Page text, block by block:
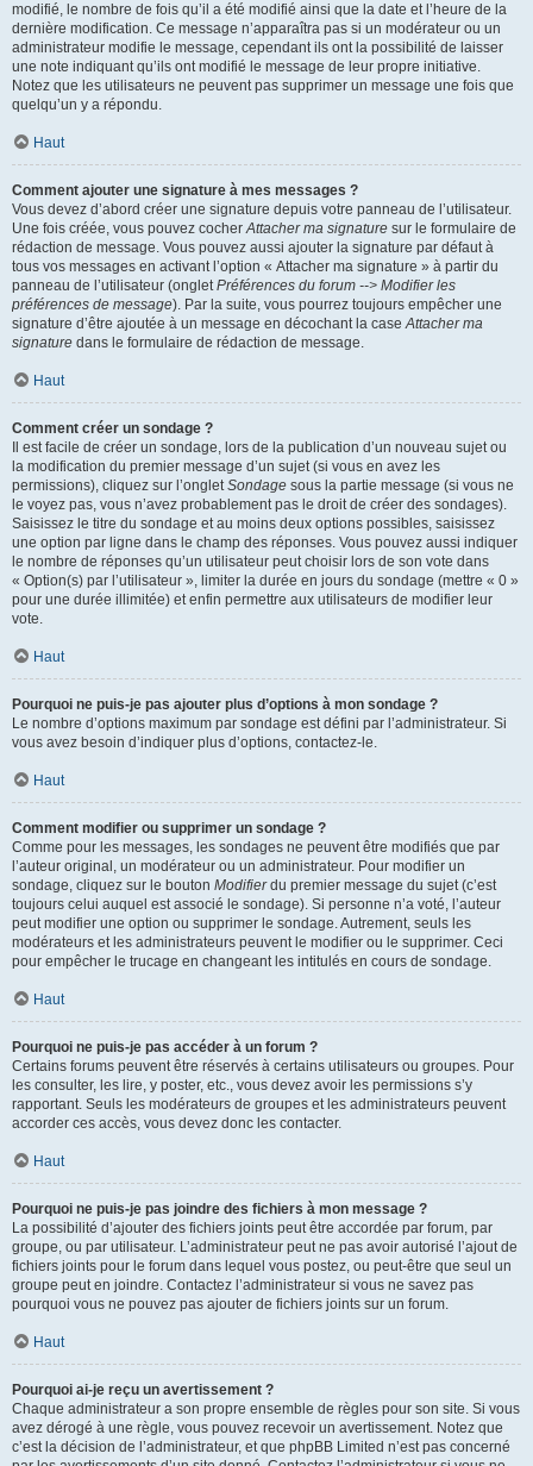
modifié, le nombre de fois qu’il a été modifié ainsi que la date et l’heure de la
dernière modification. Ce message n’apparaîtra pas si un modérateur ou un
administrateur modifie le message, cependant ils ont la possibilité de laisser
une note indiquant qu’ils ont modifié le message de leur propre initiative.
Notez que les utilisateurs ne peuvent pas supprimer un message une fois que
quelqu’un y a répondu.
Haut
Comment ajouter une signature à mes messages ?
Vous devez d’abord créer une signature depuis votre panneau de l’utilisateur.
Une fois créée, vous pouvez cocherAttacher ma signature sur le formulaire de
rédaction de message. Vous pouvez aussi ajouter la signature par défaut à
tous vos messages en activant l’option « Attacher ma signature » à partir du
panneau de l’utilisateur (ongletPréférences du forum --> Modifier les
préférences de message). Par la suite, vous pourrez toujours empêcher une
signature d’être ajoutée à un message en décochant la caseAttacher ma
signature dans le formulaire de rédaction de message.
Haut
Comment créer un sondage ?
Il est facile de créer un sondage, lors de la publication d’un nouveau sujet ou
la modification du premier message d’un sujet (si vous en avez les
permissions), cliquez sur l’ongletSondage sous la partie message (si vous ne
le voyez pas, vous n’avez probablement pas le droit de créer des sondages).
Saisissez le titre du sondage et au moins deux options possibles, saisissez
une option par ligne dans le champ des réponses. Vous pouvez aussi indiquer
le nombre de réponses qu’un utilisateur peut choisir lors de son vote dans
« Option(s) par l’utilisateur », limiter la durée en jours du sondage (mettre « 0 »
pour une durée illimitée) et enfin permettre aux utilisateurs de modifier leur
vote.
Haut
Pourquoi ne puis-je pas ajouter plus d’options à mon sondage ?
Le nombre d’options maximum par sondage est défini par l’administrateur. Si
vous avez besoin d’indiquer plus d’options, contactez-le.
Haut
Comment modifier ou supprimer un sondage ?
Comme pour les messages, les sondages ne peuvent être modifiés que par
l’auteur original, un modérateur ou un administrateur. Pour modifier un
sondage, cliquez sur le bouton Modifierdu premier message du sujet (c’est
toujours celui auquel est associé le sondage). Si personne n’a voté, l’auteur
peut modifier une option ou supprimer le sondage. Autrement, seuls les
modérateurs et les administrateurs peuvent le modifier ou le supprimer. Ceci
pour empêcher le trucage en changeant les intitulés en cours de sondage.
Haut
Pourquoi ne puis-je pas accéder à un forum ?
Certains forums peuvent être réservés à certains utilisateurs ou groupes. Pour
les consulter, les lire, y poster, etc., vous devez avoir les permissions s’y
rapportant. Seuls les modérateurs de groupes et les administrateurs peuvent
accorder ces accès, vous devez donc les contacter.
Haut
Pourquoi ne puis-je pas joindre des fichiers à mon message ?
La possibilité d’ajouter des fichiers joints peut être accordée par forum, par
groupe, ou par utilisateur. L’administrateur peut ne pas avoir autorisé l’ajout de
fichiers joints pour le forum dans lequel vous postez, ou peut-être que seul un
groupe peut en joindre. Contactez l’administrateur si vous ne savez pas
pourquoi vous ne pouvez pas ajouter de fichiers joints sur un forum.
Haut
Pourquoi ai-je reçu un avertissement ?
Chaque administrateur a son propre ensemble de règles pour son site. Si vous
avez dérogé à une règle, vous pouvez recevoir un avertissement. Notez que
c’est la décision de l’administrateur, et que phpBB Limited n’est pas concerné